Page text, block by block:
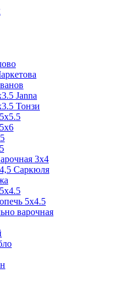
Janna
Тонзи
3х4
Саркюля
5х4.5
варочная